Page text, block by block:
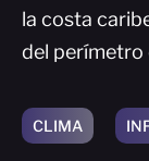
la costa
del perímetro
CLIMA